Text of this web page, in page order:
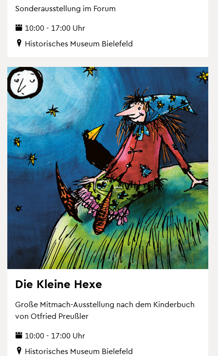
Son­der­aus­stel­lung im Forum
10:00 - 17:00 Uhr
His­to­ri­sches Mu­se­um Bie­le­feld
Die Klei­ne Hexe
Große Mit­mach-Aus­stel­lung nach dem Kin­der­buch
von Ot­fried Preu­ß­ler
10:00 - 17:00 Uhr
His­to­ri­sches Mu­se­um Bie­le­feld